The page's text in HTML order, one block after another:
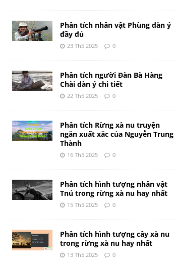
Phân tích nhân vật Phùng dàn ý
đầy đủ
23 Th5 2025 0
Phân tích người Đàn Bà Hàng
Chài dàn ý chi tiết
22 Th5 2025 0
Phân tích Rừng xà nu truyện
ngắn xuất xắc của Nguyễn Trung
Thành
16 Th5 2025 0
Phân tích hình tượng nhân vật
Tnú trong rừng xà nu hay nhất
15 Th5 2025 0
Phân tích hình tượng cây xà nu
trong rừng xà nu hay nhất
13 Th5 2025 0